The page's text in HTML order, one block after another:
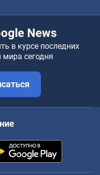
News
в курсе последних
мира сегодня